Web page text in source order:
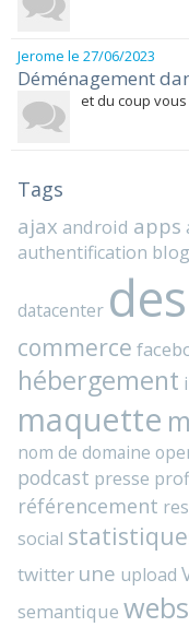
Jerome le 27/06/2023
Déménagement
et du coup
Tags
ajax android apps
authentification
datacenter
commerce
hébergement
maquette
nom de domaine
podcast presse
référencement
social
twitter une upload
semantique